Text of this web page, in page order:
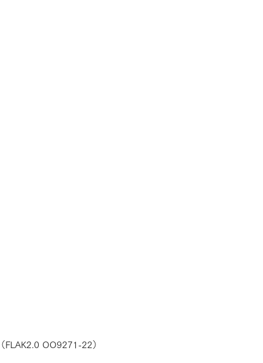
（FLAK2.0 OO9271-22）